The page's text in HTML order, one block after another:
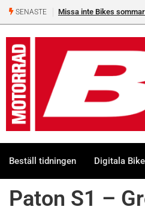
SENASTE Missa inte Bikes
Beställ tidningen Digitala Bike
Paton S1 –